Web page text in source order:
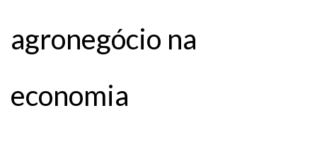
agronegócio na
economia